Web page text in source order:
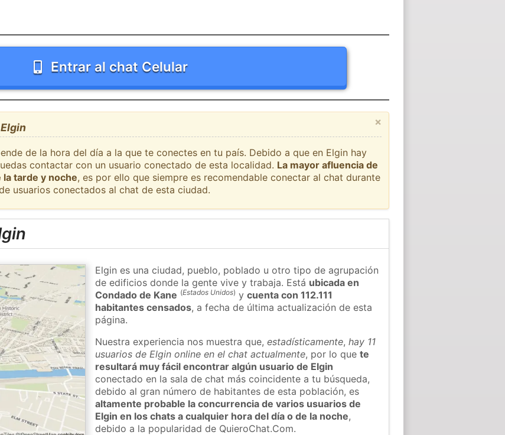
Entrar al chat Celular
×
de la hora del día a la que te conectes en tu país. Debido a que en Elgin hay
contactar con un usuario conectado de esta localidad. La mayor afluencia de
tarde y noche, es por ello que siempre es recomendable conectar al chat durante
usuarios conectados al chat de esta ciudad.
Elgin es una ciudad, pueblo, poblado u otro tipo de agrupación
de edificios donde la gente vive y trabaja. Está ubicada en
Condado de Kane (Estados Unidos) ycuenta con 112.111
habitantes censados, a fecha de última actualización de esta
página.
Nuestra experiencia nos muestra que,estadísticamente,hay 11
usuarios de Elgin online en el chat actualmente, por lo quete
resultará muy fácil encontrar algún usuario de Elgin
conectado en la sala de chat más coincidente a tu búsqueda,
debido al gran número de habitantes de esta población, es
altamente probable la concurrencia de varios usuarios de
Elgin en los chats a cualquier hora del día o de la noche,
debido a la popularidad de QuieroChat.Com.